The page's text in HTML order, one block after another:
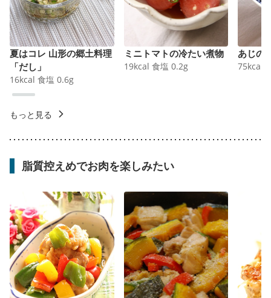
夏はコレ 山形の郷土料理
「だし」
16kcal 食塩 0.6g
ミニトマトの冷たい煮物
19kcal 食塩 0.2g
あじの
75kcal
もっと見る
脂質控えめでお肉を楽しみたい